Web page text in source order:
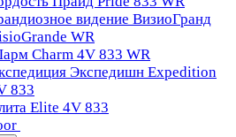
видение ВизиоГранд
WR
Charm 4V 833 WR
Экспедишн Expedition
833
Elite 4V 833